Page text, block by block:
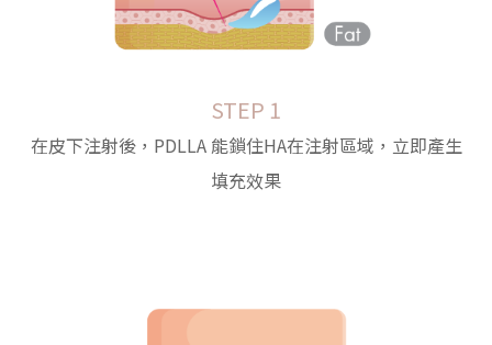
STEP 1
在皮下注射後，PDLLA 能鎖住HA在注射區域，立即產生
填充效果